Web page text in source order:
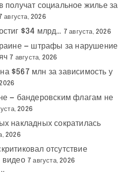
получат социальное жилье за
августа, 2026
$34 млрд… 7 августа, 2026
— штрафы за нарушение
7 августа, 2026
$567 млн за зависимость у
— бандеровским флагам не
2026
накладных сократилась
2026
отсутствие
видео 7 августа, 2026